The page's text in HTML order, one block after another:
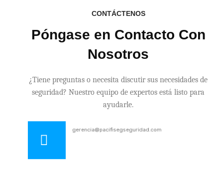
CONTÁCTENOS
Póngase en Contacto Con
Nosotros
¿Tiene preguntas o necesita discutir sus necesidades de
seguridad? Nuestro equipo de expertos está listo para
ayudarle.
gerencia@pacifisegseguridad.com